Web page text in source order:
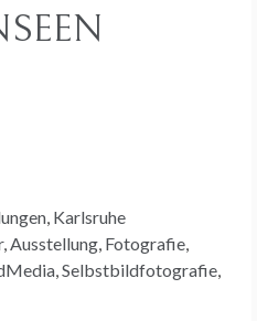
, Karlsruhe
,Ausstellung, Fotografie,
,Selbstbildfotografie,